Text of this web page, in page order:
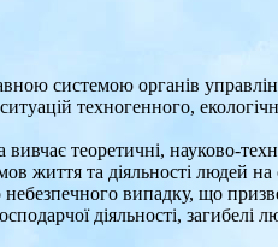
системою органів
техногенного,
теоретичні, науково-
та діяльності людей на
небезпечного випадку, що
діяльності, загибелі